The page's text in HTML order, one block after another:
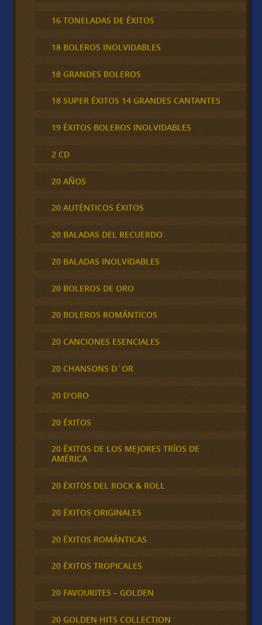
16 TONELADAS DE ÉXITOS
18 BOLEROS INOLVIDABLES
18 GRANDES BOLEROS
18 SUPER ÉXITOS 14 GRANDES CANTANTES
19 ÉXITOS BOLEROS INOLVIDABLES
2 CD
20 AÑOS
20 AUTÉNTICOS ÉXITOS
20 BALADAS DEL RECUERDO
20 BALADAS INOLVIDABLES
20 BOLEROS DE ORO
20 BOLEROS ROMÁNTICOS
20 CANCIONES ESENCIALES
20 CHANSONS D´OR
20 D'ORO
20 ÉXITOS
20 ÉXITOS DE LOS MEJORES TRÍOS DE
AMÉRICA
20 ÉXITOS DEL ROCK & ROLL
20 ÉXITOS ORIGINALES
20 ÉXITOS ROMÁNTICAS
20 ÉXITOS TROPICALES
20 FAVOURITES – GOLDEN
20 GOLDEN HITS COLLECTION